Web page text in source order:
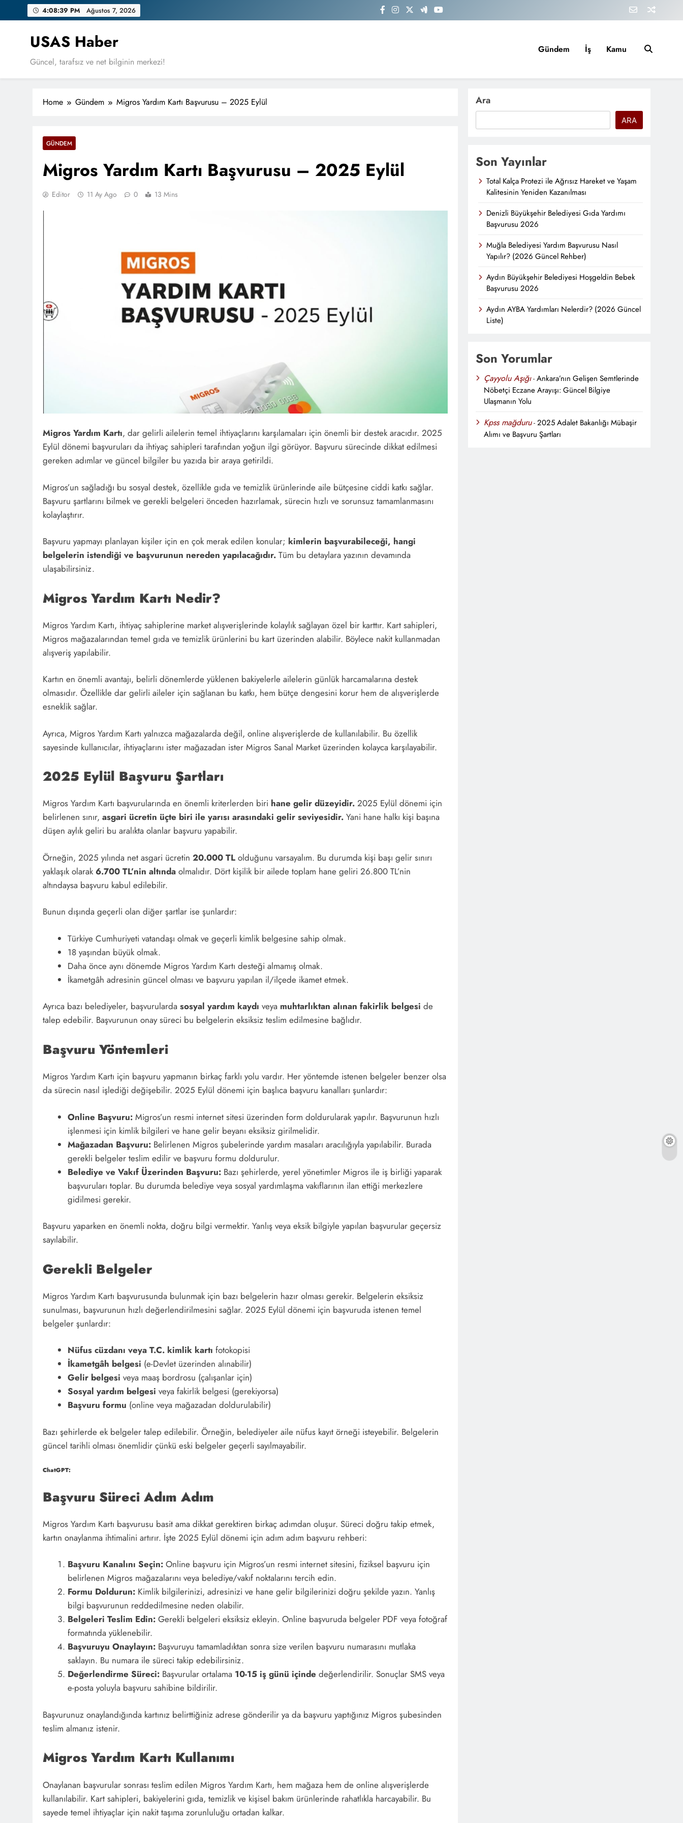
to
4:08:40 PM Ağustos 7, 2026
USAS Haber
Güncel, tarafsız ve net bilginin merkezi!
Gündem İş Kamu
Home Gündem Migros Yardım Kartı Başvurusu – 2025 Eylül
GÜNDEM
Migros Yardım Kartı Başvurusu – 2025 Eylül
Editor 11 Ay Ago 0 13 Mins
Migros Yardım Kartı, dar gelirli ailelerin temel ihtiyaçlarını karşılamaları için önemli bir destek aracıdır. 2025
Eylül dönemi başvuruları da ihtiyaç sahipleri tarafından yoğun ilgi görüyor. Başvuru sürecinde dikkat edilmesi
gereken adımlar ve güncel bilgiler bu yazıda bir araya getirildi.
Migros’un sağladığı bu sosyal destek, özellikle gıda ve temizlik ürünlerinde aile bütçesine ciddi katkı sağlar.
Başvuru şartlarını bilmek ve gerekli belgeleri önceden hazırlamak, sürecin hızlı ve sorunsuz tamamlanmasını
kolaylaştırır.
Başvuru yapmayı planlayan kişiler için en çok merak edilen konular; kimlerin başvurabileceği, hangi
belgelerin istendiği ve başvurunun nereden yapılacağıdır. Tüm bu detaylara yazının devamında
ulaşabilirsiniz.
Migros Yardım Kartı Nedir?
Migros Yardım Kartı, ihtiyaç sahiplerine market alışverişlerinde kolaylık sağlayan özel bir karttır. Kart sahipleri,
Migros mağazalarından temel gıda ve temizlik ürünlerini bu kart üzerinden alabilir. Böylece nakit kullanmadan
alışveriş yapılabilir.
Kartın en önemli avantajı, belirli dönemlerde yüklenen bakiyelerle ailelerin günlük harcamalarına destek
olmasıdır. Özellikle dar gelirli aileler için sağlanan bu katkı, hem bütçe dengesini korur hem de alışverişlerde
esneklik sağlar.
Ayrıca, Migros Yardım Kartı yalnızca mağazalarda değil, online alışverişlerde de kullanılabilir. Bu özellik
sayesinde kullanıcılar, ihtiyaçlarını ister mağazadan ister Migros Sanal Market üzerinden kolayca karşılayabilir.
2025 Eylül Başvuru Şartları
Migros Yardım Kartı başvurularında en önemli kriterlerden biri hane gelir düzeyidir. 2025 Eylül dönemi için
belirlenen sınır, asgari ücretin üçte biri ile yarısı arasındaki gelir seviyesidir. Yani hane halkı kişi başına
düşen aylık geliri bu aralıkta olanlar başvuru yapabilir.
Örneğin, 2025 yılında net asgari ücretin 20.000 TL olduğunu varsayalım. Bu durumda kişi başı gelir sınırı
yaklaşık olarak 6.700 TL’nin altında olmalıdır. Dört kişilik bir ailede toplam hane geliri 26.800 TL’nin
altındaysa başvuru kabul edilebilir.
Bunun dışında geçerli olan diğer şartlar ise şunlardır:
Türkiye Cumhuriyeti vatandaşı olmak ve geçerli kimlik belgesine sahip olmak.
18 yaşından büyük olmak.
Daha önce aynı dönemde Migros Yardım Kartı desteği almamış olmak.
İkametgâh adresinin güncel olması ve başvuru yapılan il/ilçede ikamet etmek.
Ayrıca bazı belediyeler, başvurularda sosyal yardım kaydı veya muhtarlıktan alınan fakirlik belgesi de
talep edebilir. Başvurunun onay süreci bu belgelerin eksiksiz teslim edilmesine bağlıdır.
Başvuru Yöntemleri
Migros Yardım Kartı için başvuru yapmanın birkaç farklı yolu vardır. Her yöntemde istenen belgeler benzer olsa
da sürecin nasıl işlediği değişebilir. 2025 Eylül dönemi için başlıca başvuru kanalları şunlardır:
Online Başvuru:Migros’un resmi internet sitesi üzerinden form doldurularak yapılır. Başvurunun hızlı
işlenmesi için kimlik bilgileri ve hane gelir beyanı eksiksiz girilmelidir.
Mağazadan Başvuru:Belirlenen Migros şubelerinde yardım masaları aracılığıyla yapılabilir. Burada
gerekli belgeler teslim edilir ve başvuru formu doldurulur.
Belediye ve Vakıf Üzerinden Başvuru:Bazı şehirlerde, yerel yönetimler Migros ile iş birliği yaparak
başvuruları toplar. Bu durumda belediye veya sosyal yardımlaşma vakıflarının ilan ettiği merkezlere
gidilmesi gerekir.
Başvuru yaparken en önemli nokta, doğru bilgi vermektir. Yanlış veya eksik bilgiyle yapılan başvurular geçersiz
sayılabilir.
Gerekli Belgeler
Migros Yardım Kartı başvurusunda bulunmak için bazı belgelerin hazır olması gerekir. Belgelerin eksiksiz
sunulması, başvurunun hızlı değerlendirilmesini sağlar. 2025 Eylül dönemi için başvuruda istenen temel
belgeler şunlardır:
Nüfus cüzdanı veya T.C. kimlik kartı fotokopisi
İkametgâh belgesi (e-Devlet üzerinden alınabilir)
Gelir belgesi veya maaş bordrosu (çalışanlar için)
Sosyal yardım belgesi veya fakirlik belgesi (gerekiyorsa)
Başvuru formu (online veya mağazadan doldurulabilir)
Bazı şehirlerde ek belgeler talep edilebilir. Örneğin, belediyeler aile nüfus kayıt örneği isteyebilir. Belgelerin
güncel tarihli olması önemlidir çünkü eski belgeler geçerli sayılmayabilir.
ChatGPT:
Başvuru Süreci Adım Adım
Migros Yardım Kartı başvurusu basit ama dikkat gerektiren birkaç adımdan oluşur. Süreci doğru takip etmek,
kartın onaylanma ihtimalini artırır. İşte 2025 Eylül dönemi için adım adım başvuru rehberi:
Başvuru Kanalını Seçin:Online başvuru için Migros’un resmi internet sitesini, fiziksel başvuru için
belirlenen Migros mağazalarını veya belediye/vakıf noktalarını tercih edin.
Formu Doldurun:Kimlik bilgilerinizi, adresinizi ve hane gelir bilgilerinizi doğru şekilde yazın. Yanlış
bilgi başvurunun reddedilmesine neden olabilir.
Belgeleri Teslim Edin:Gerekli belgeleri eksiksiz ekleyin. Online başvuruda belgeler PDF veya fotoğraf
formatında yüklenebilir.
Başvuruyu Onaylayın:Başvuruyu tamamladıktan sonra size verilen başvuru numarasını mutlaka
saklayın. Bu numara ile süreci takip edebilirsiniz.
Değerlendirme Süreci:Başvurular ortalama 10-15 iş günü içinde değerlendirilir. Sonuçlar SMS veya
e-posta yoluyla başvuru sahibine bildirilir.
Başvurunuz onaylandığında kartınız belirttiğiniz adrese gönderilir ya da başvuru yaptığınız Migros şubesinden
teslim almanız istenir.
Migros Yardım Kartı Kullanımı
Onaylanan başvurular sonrası teslim edilen Migros Yardım Kartı, hem mağaza hem de online alışverişlerde
kullanılabilir. Kart sahipleri, bakiyelerini gıda, temizlik ve kişisel bakım ürünlerinde rahatlıkla harcayabilir. Bu
sayede temel ihtiyaçlar için nakit taşıma zorunluluğu ortadan kalkar.
Ara
ARA
Son Yayınlar
Total Kalça Protezi ile Ağrısız Hareket ve Yaşam
Kalitesinin Yeniden Kazanılması
Denizli Büyükşehir Belediyesi Gıda Yardımı
Başvurusu 2026
Muğla Belediyesi Yardım Başvurusu Nasıl
Yapılır? (2026 Güncel Rehber)
Aydın Büyükşehir Belediyesi Hoşgeldin Bebek
Başvurusu 2026
Aydın AYBA Yardımları Nelerdir? (2026 Güncel
Liste)
Son Yorumlar
Çayyolu Aşığı-Ankara’nın Gelişen Semtlerinde
Nöbetçi Eczane Arayışı: Güncel Bilgiye
Ulaşmanın Yolu
Kpss mağduru-2025 Adalet Bakanlığı Mübaşir
Alımı ve Başvuru Şartları